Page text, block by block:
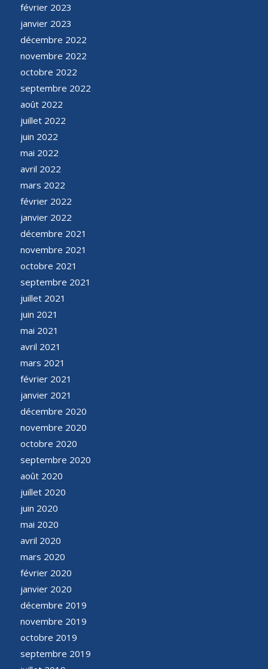
février 2023
janvier 2023
décembre 2022
novembre 2022
octobre 2022
septembre 2022
août 2022
juillet 2022
juin 2022
mai 2022
avril 2022
mars 2022
février 2022
janvier 2022
décembre 2021
novembre 2021
octobre 2021
septembre 2021
juillet 2021
juin 2021
mai 2021
avril 2021
mars 2021
février 2021
janvier 2021
décembre 2020
novembre 2020
octobre 2020
septembre 2020
août 2020
juillet 2020
juin 2020
mai 2020
avril 2020
mars 2020
février 2020
janvier 2020
décembre 2019
novembre 2019
octobre 2019
septembre 2019